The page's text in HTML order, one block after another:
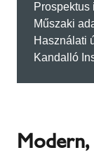
Prospektus
Műszaki
Használati
Kandalló